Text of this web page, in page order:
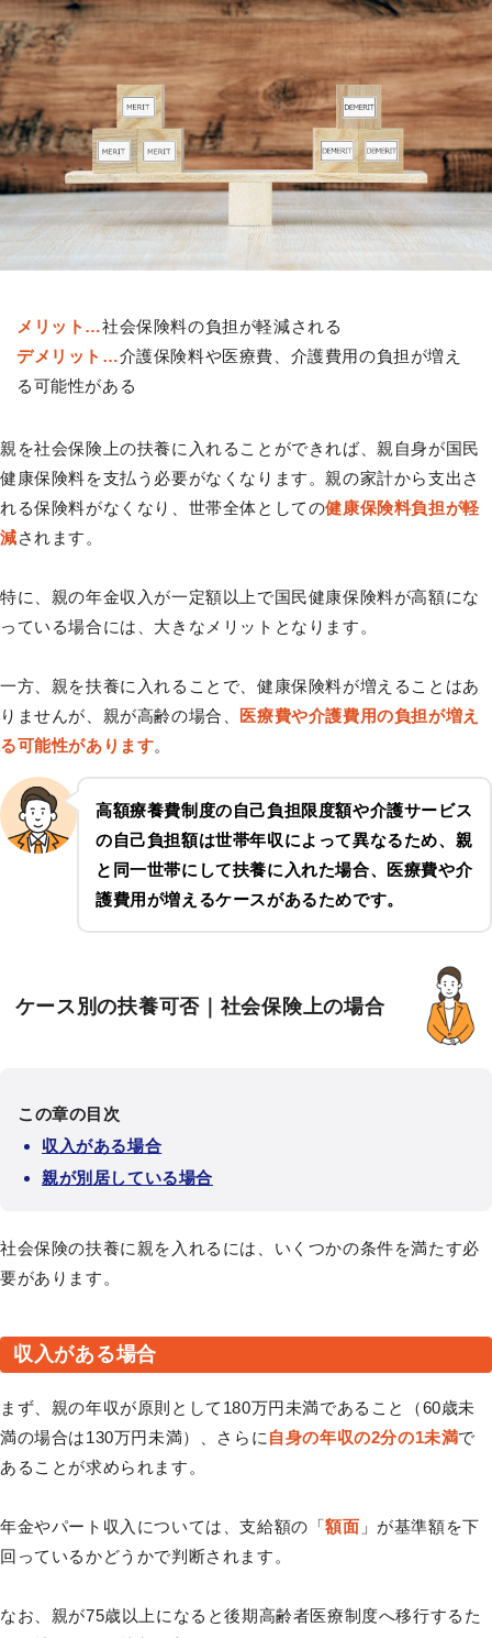
メリット…社会保険料の負担が軽減される
デメリット…介護保険料や医療費、介護費用の負担が増え
る可能性がある
親を社会保険上の扶養に入れることができれば、親自身が国民
健康保険料を支払う必要がなくなります。親の家計から支出さ
れる保険料がなくなり、世帯全体としての健康保険料負担が軽
減されます。
特に、親の年金収入が一定額以上で国民健康保険料が高額にな
っている場合には、大きなメリットとなります。
一方、親を扶養に入れることで、健康保険料が増えることはあ
りませんが、親が高齢の場合、 医療費や介護費用の負担が増え
る可能性があります。
高額療養費制度の自己負担限度額や介護サービス
の自己負担額は世帯年収によって異なるため、親
と同一世帯にして扶養に入れた場合、医療費や介
護費用が増えるケースがあるためです。
ケース別の扶養可否｜社会保険上の場合
この章の目次
収入がある場合
親が別居している場合
社会保険の扶養に親を入れるには、いくつかの条件を満たす必
要があります。
収入がある場合
まず、親の年収が原則として180万円未満であること（60歳未
満の場合は130万円未満）、さらに自身の年収の2分の1未満で
あることが求められます。
年金やパート収入については、支給額の「額面 」が基準額を下
回っているかどうかで判断されます。
なお、親が75歳以上になると後期高齢者医療制度へ移行するた